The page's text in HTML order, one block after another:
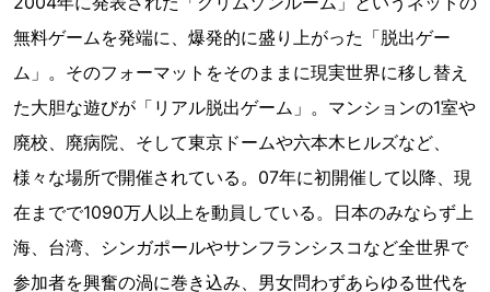
無料ゲームを発端に、爆発的に盛り上がった「脱出ゲー
ム」。そのフォーマットをそのままに現実世界に移し替え
た大胆な遊びが「リアル脱出ゲーム」。マンションの1室や
廃校、廃病院、そして東京ドームや六本木ヒルズなど、
様々な場所で開催されている。07年に初開催して以降、現
在までで1090万人以上を動員している。日本のみならず上
海、台湾、シンガポールやサンフランシスコなど全世界で
参加者を興奮の渦に巻き込み、男女問わずあらゆる世代を